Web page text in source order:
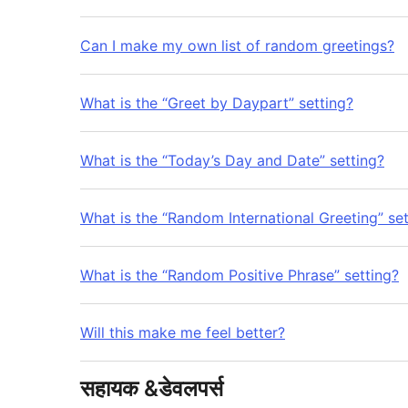
Can I make my own list of random greetings?
What is the “Greet by Daypart” setting?
What is the “Today’s Day and Date” setting?
What is the “Random International Greeting”
What is the “Random Positive Phrase” setting?
Will this make me feel better?
सहायक &डेवलपर्स